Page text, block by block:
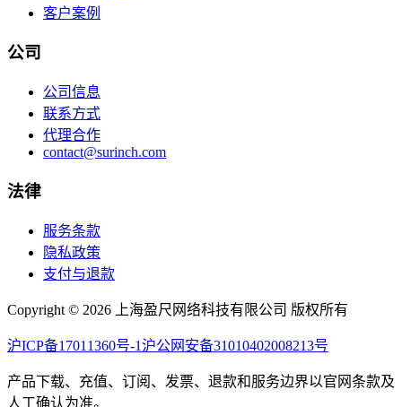
客户案例
公司
公司信息
联系方式
代理合作
contact@surinch.com
法律
服务条款
隐私政策
支付与退款
Copyright © 2026 上海盈尺网络科技有限公司 版权所有
沪ICP备17011360号-1沪公网安备31010402008213号
产品下载、充值、订阅、发票、退款和服务边界以官网条款及
人工确认为准。